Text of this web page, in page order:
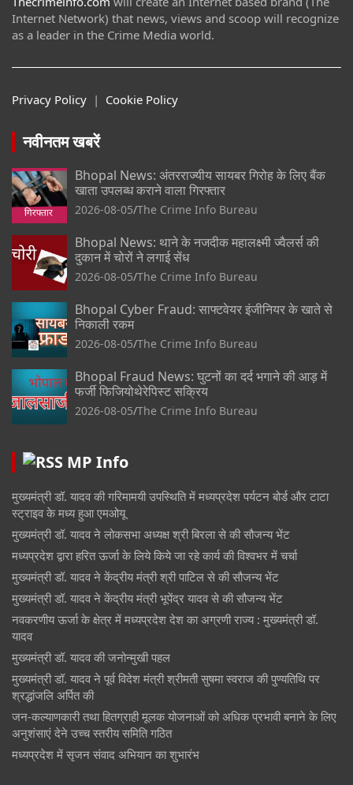
Internet Network) that news, views and scoop will recognize
as a leader in the Crime Media world.
Privacy Policy | Cookie Policy
नवीनतम खबरें
Bhopal News: अंतरराज्यीय सायबर गिरोह के लिए बैंक
खाता उपलब्ध कराने वाला गिरफ्तार
2026-08-05 The Crime Info Bureau
Bhopal News: थाने के नजदीक महालक्ष्मी ज्वैलर्स की
दुकान में चोरों ने लगाई सेंध
2026-08-05 The Crime Info Bureau
Bhopal Cyber Fraud: साफ्टवेयर इंजीनियर के खाते से
निकाली रकम
2026-08-05 The Crime Info Bureau
Bhopal Fraud News: घुटनों का दर्द भगाने की आड़ में
फर्जी फिजियोथेरेपिस्ट सक्रिय
2026-08-05 The Crime Info Bureau
MP Info
मुख्यमंत्री डॉ. यादव की गरिमामयी उपस्थिति में मध्यप्रदेश पर्यटन बोर्ड और टाटा
स्ट्राइव के मध्य हुआ एमओयू
मुख्यमंत्री डॉ. यादव ने लोकसभा अध्यक्ष श्री बिरला से की सौजन्य भेंट
मध्यप्रदेश द्वारा हरित ऊर्जा के लिये किये जा रहे कार्य की विश्वभर में चर्चा
मुख्यमंत्री डॉ. यादव ने केंद्रीय मंत्री श्री पाटिल से की सौजन्य भेंट
मुख्यमंत्री डॉ. यादव ने केंद्रीय मंत्री भूपेंद्र यादव से की सौजन्य भेंट
नवकरणीय ऊर्जा के क्षेत्र में मध्यप्रदेश देश का अग्रणी राज्य : मुख्यमंत्री डॉ.
यादव
मुख्यमंत्री डॉ. यादव की जनोन्मुखी पहल
मुख्यमंत्री डॉ. यादव ने पूर्व विदेश मंत्री श्रीमती सुषमा स्वराज की पुण्यतिथि पर
श्रद्धांजलि अर्पित की
जन-कल्याणकारी तथा हितग्राही मूलक योजनाओं को अधिक प्रभावी बनाने के लिए
अनुशंसाएं देने उच्च स्तरीय समिति गठित
मध्यप्रदेश में सृजन संवाद अभियान का शुभारंभ